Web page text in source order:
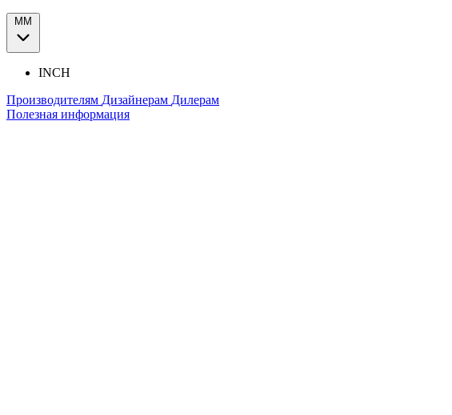
ММ
INCH
Производителям Дизайнерам Дилерам
Полезная информация